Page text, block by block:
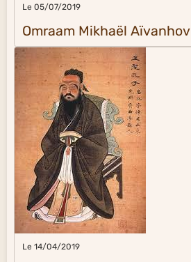
Le 05/07/2019
Omraam Mikhaël Aïvanhov
Le 14/04/2019